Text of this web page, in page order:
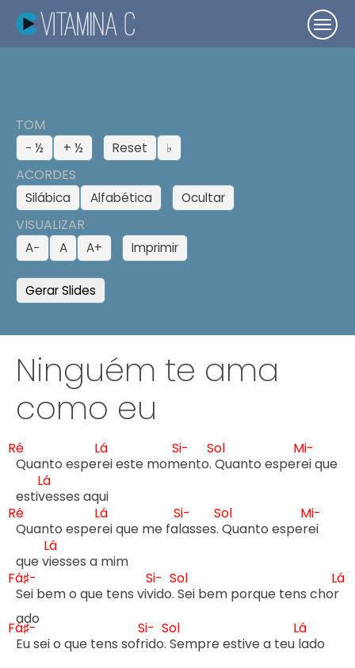
TOM
− ½ + ½ Reset ♭
ACORDES
Silábica Alfabética Ocultar
VISUALIZAR
A− A A+ Imprimir
Gerar Slides
Ninguém te ama
como eu
Ré
Quanto esper
Lá
ei este mom
Si-
ento.
Sol
Quanto esper
Mi-
ei que
estiv
Lá
Ré
Quanto esper
Lá
ei que me fal
Si-
asses.
Sol
Quanto esper
Mi-
ei
que vi
Lá
Fá♯-
Sei bem o que tens viv
Si-
ido.
Sol
Sei bem porque tens chor
Lá
Fá♯-
Eu sei o que tens sofr
Si-
ido.
Sol
Sempre estive a teu l
Lá
ado